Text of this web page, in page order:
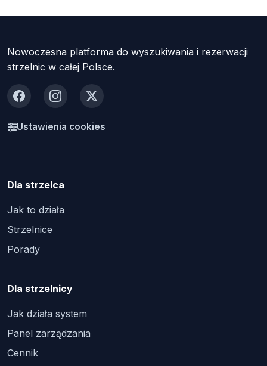
Nowoczesna platforma do wyszukiwania i rezerwacji
strzelnic w całej Polsce.
FacebookInstagram
X
Ustawienia cookies
Dla strzelca
Jak to działa
Strzelnice
Porady
Dla strzelnicy
Jak działa system
Panel zarządzania
Cennik